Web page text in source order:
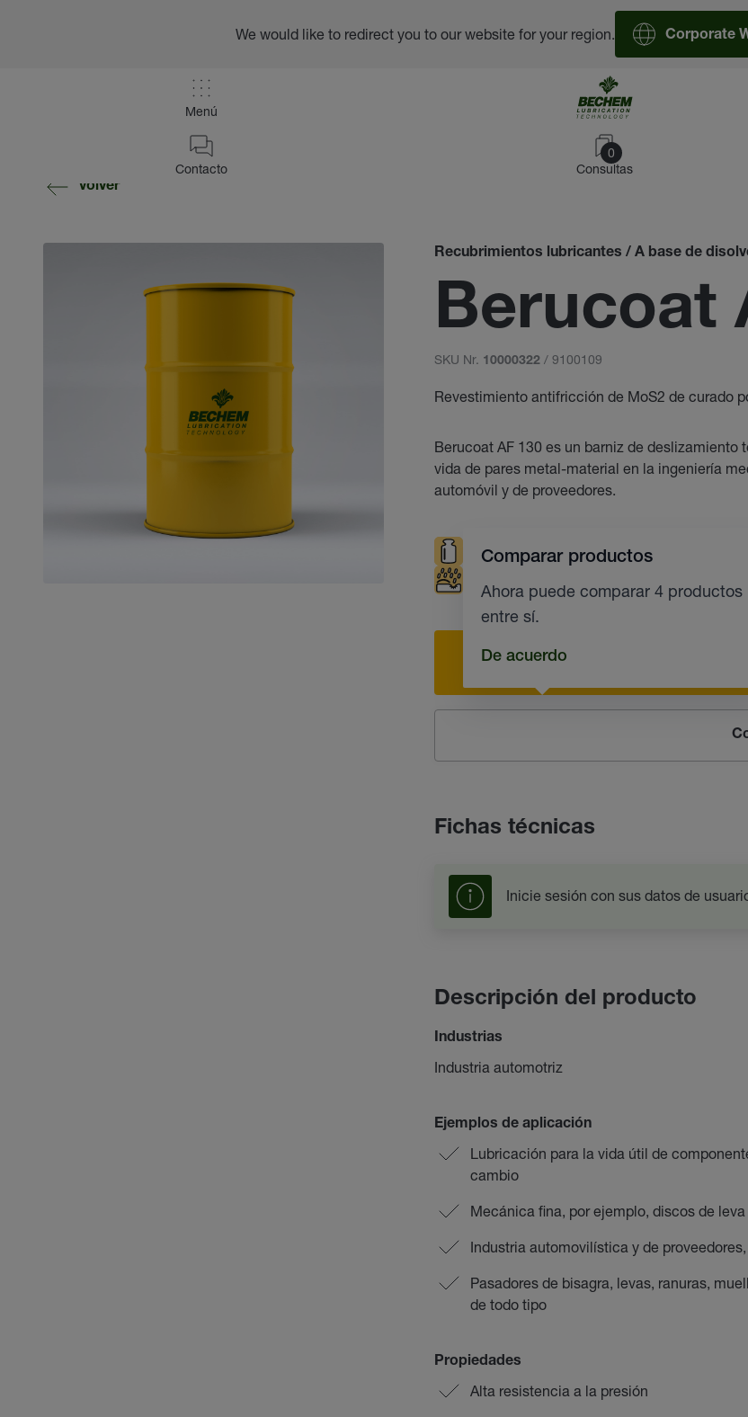
Menú
0
Consultas
Contacto
We would like to redirect you to our website for your region. Corporate
volver
Recubrimientos lubricantes / A base de
Berucoat
SKU Nr. 10000322 / 9100109
Revestimiento antifricción de MoS2 de curado
Berucoat AF 130 es un barniz de
vida de pares metal-material en la ingeniería
automóvil y de proveedores.
Cargas elevadas Temperaturas
Comparar productos
Ahora puede comparar 4 productos
entre sí.
De acuerdo
Fichas técnicas
Inicie sesión con sus datos de
Descripción del producto
Industrias
Industria automotriz
Ejemplos de aplicación
Lubricación para la vida útil de
cambio
Mecánica fina, por ejemplo, discos de leva
Industria automovilística y de
Pasadores de bisagra, levas, ranuras,
de todo tipo
Propiedades
Alta resistencia a la presión